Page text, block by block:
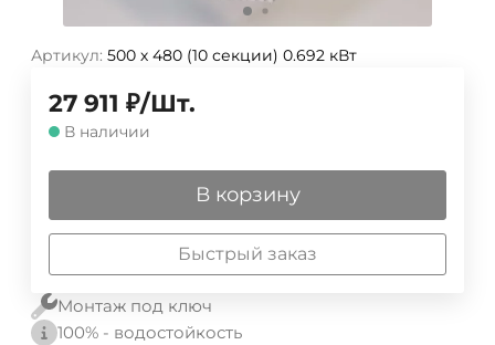
Артикул: 500 х 480 (10 секции) 0.692 кВт
27 911 ₽/Шт.
В наличии
В корзину
Быстрый заказ
Монтаж под ключ
100% - водостойкость